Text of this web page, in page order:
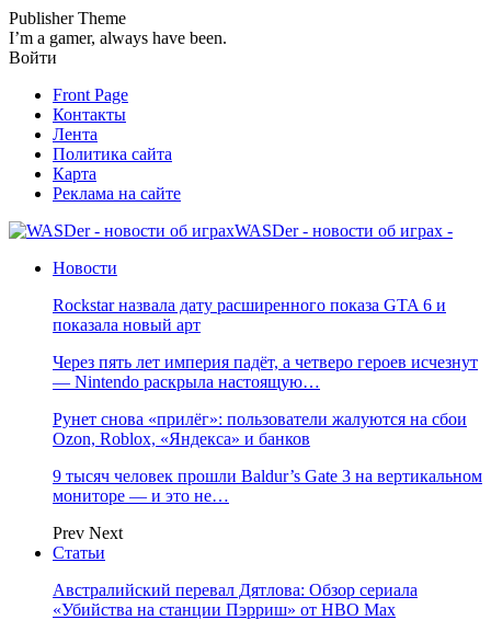
Publisher Theme
I’m a gamer, always have been.
Войти
Front Page
Контакты
Лента
Политика сайта
Карта
Реклама на сайте
WASDer - новости об играх -
Новости
Rockstar назвала дату расширенного показа GTA 6 и
показала новый арт
Через пять лет империя падёт, а четверо героев исчезнут
— Nintendo раскрыла настоящую…
Рунет снова «прилёг»: пользователи жалуются на сбои
Ozon, Roblox, «Яндекса» и банков
9 тысяч человек прошли Baldur’s Gate 3 на вертикальном
мониторе — и это не…
Prev Next
Статьи
Австралийский перевал Дятлова: Обзор сериала
«Убийства на станции Пэрриш» от HBO Max